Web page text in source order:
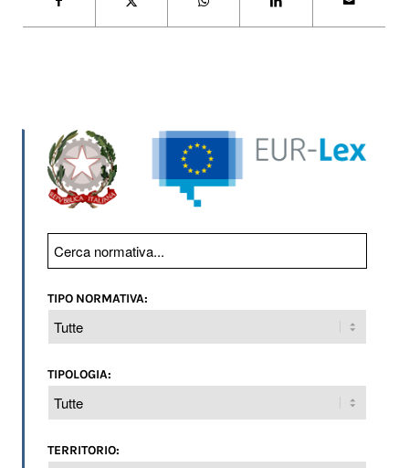
TIPO NORMATIVA:
TIPOLOGIA:
TERRITORIO: